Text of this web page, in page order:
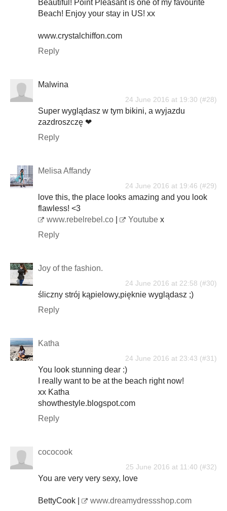
Beautiful! Point Pleasant is one of my favourite
Beach! Enjoy your stay in US! xx
www.crystalchiffon.com
Reply
Malwina
24 June 2016 at 19:30
Super wyglądasz w tym bikini, a wyjazdu
zazdroszczę ❤
Reply
Melisa Affandy
24 June 2016 at 19:46
love this, the place looks amazing and you look
flawless! <3
www.rebelrebel.co
Youtube x
Reply
Joy of the fashion.
24 June 2016 at 22:58
śliczny strój kąpielowy,pięknie wyglądasz ;)
Reply
Katha
24 June 2016 at 23:43
You look stunning dear :)
I really want to be at the beach right now!
xx Katha
showthestyle.blogspot.com
Reply
cococook
25 June 2016 at 11:40
You are very very sexy, love
BettyCook |
www.dreamydressshop.com